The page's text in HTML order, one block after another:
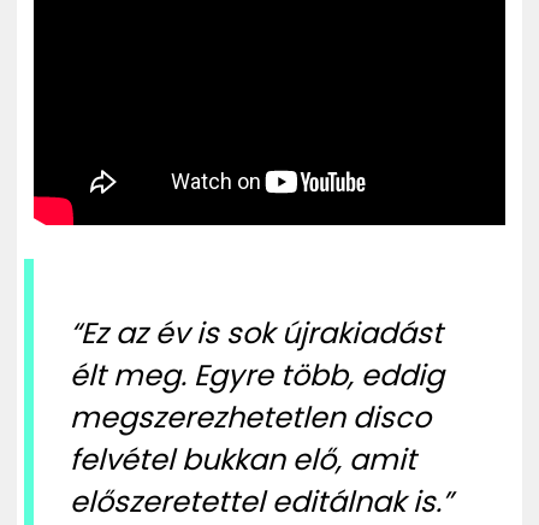
“Ez az év is sok újrakiadást
élt meg. Egyre több, eddig
megszerezhetetlen disco
felvétel bukkan elő, amit
előszeretettel editálnak is.”